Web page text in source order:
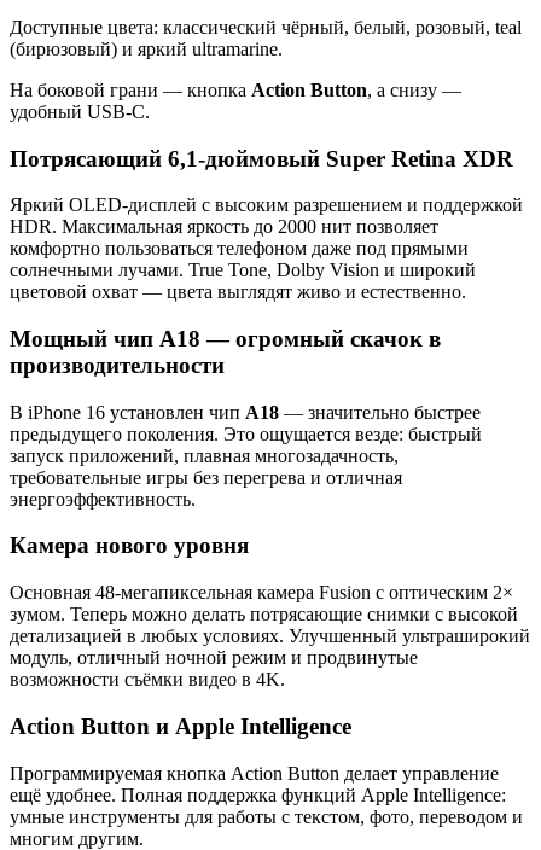
Доступные цвета: классический чёрный, белый, розовый, teal
(бирюзовый) и яркий ultramarine.
На боковой грани — кнопка Action Button, а снизу —
удобный USB-C.
Потрясающий 6,1-дюймовый Super Retina XDR
Яркий OLED-дисплей с высоким разрешением и поддержкой
HDR. Максимальная яркость до 2000 нит позволяет
комфортно пользоваться телефоном даже под прямыми
солнечными лучами. True Tone, Dolby Vision и широкий
цветовой охват — цвета выглядят живо и естественно.
Мощный чип A18 — огромный скачок в
производительности
В iPhone 16 установлен чип A18 — значительно быстрее
предыдущего поколения. Это ощущается везде: быстрый
запуск приложений, плавная многозадачность,
требовательные игры без перегрева и отличная
энергоэффективность.
Камера нового уровня
Основная 48-мегапиксельная камера Fusion с оптическим 2×
зумом. Теперь можно делать потрясающие снимки с высокой
детализацией в любых условиях. Улучшенный ультраширокий
модуль, отличный ночной режим и продвинутые
возможности съёмки видео в 4K.
Action Button и Apple Intelligence
Программируемая кнопка Action Button делает управление
ещё удобнее. Полная поддержка функций Apple Intelligence:
умные инструменты для работы с текстом, фото, переводом и
многим другим.